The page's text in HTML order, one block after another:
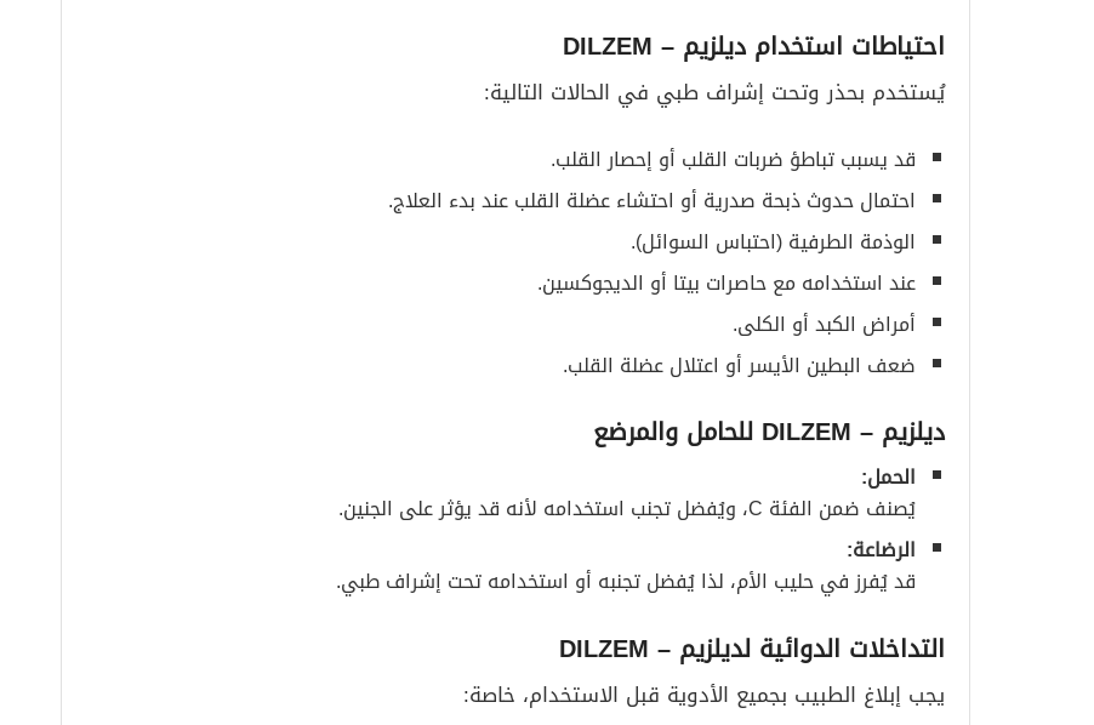
احتياطات استخدام ديلزيم – DILZEM
يُستخدم بحذر وتحت إشراف طبي في الحالات التالية:
قد يسبب تباطؤ ضربات القلب أو إحصار القلب.
احتمال حدوث ذبحة صدرية أو احتشاء عضلة القلب عند بدء العلاج.
الوذمة الطرفية (احتباس السوائل).
عند استخدامه مع حاصرات بيتا أو الديجوكسين.
أمراض الكبد أو الكلى.
ضعف البطين الأيسر أو اعتلال عضلة القلب.
ديلزيم – DILZEM للحامل والمرضع
الحمل:
يُصنف ضمن الفئة C، ويُفضل تجنب استخدامه لأنه قد يؤثر على الجنين.
الرضاعة:
قد يُفرز في حليب الأم، لذا يُفضل تجنبه أو استخدامه تحت إشراف طبي.
التداخلات الدوائية لديلزيم – DILZEM
يجب إبلاغ الطبيب بجميع الأدوية قبل الاستخدام، خاصة: